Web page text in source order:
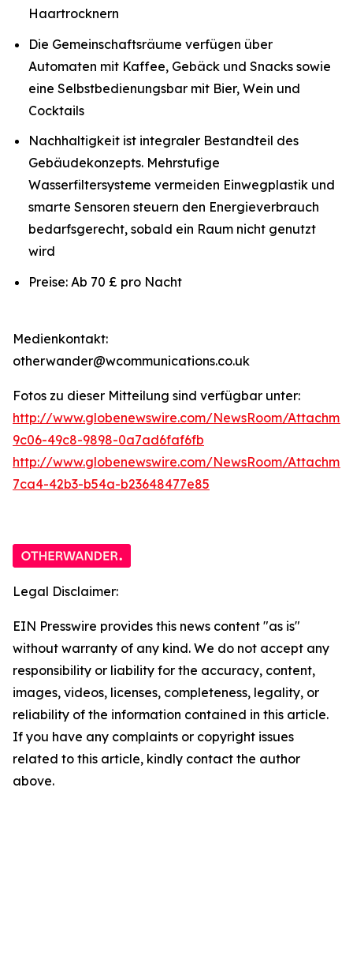
Haartrocknern
Die Gemeinschaftsräume verfügen über
Automaten mit Kaffee, Gebäck und Snacks sowie
eine Selbstbedienungsbar mit Bier, Wein und
Cocktails
Nachhaltigkeit ist integraler Bestandteil des
Gebäudekonzepts. Mehrstufige
Wasserfiltersysteme vermeiden Einwegplastik und
smarte Sensoren steuern den Energieverbrauch
bedarfsgerecht, sobald ein Raum nicht genutzt
wird
Preise: Ab 70 £ pro Nacht
Medienkontakt:
otherwander@wcommunications.co.uk
Fotos zu dieser Mitteilung sind verfügbar unter:
http://www.globenewswire.com/NewsRoom/
9c06-49c8-9898-0a7ad6faf6fb
http://www.globenewswire.com/NewsRoom/
7ca4-42b3-b54a-b23648477e85
Legal Disclaimer:
EIN Presswire provides this news content "as is"
without warranty of any kind. We do not accept any
responsibility or liability for the accuracy, content,
images, videos, licenses, completeness, legality, or
reliability of the information contained in this article.
If you have any complaints or copyright issues
related to this article, kindly contact the author
above.